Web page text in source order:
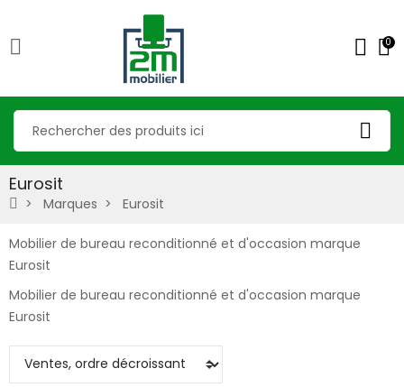
0
Eurosit
Marques Eurosit
Mobilier de bureau reconditionné et d'occasion marque
Eurosit
Mobilier de bureau reconditionné et d'occasion marque
Eurosit